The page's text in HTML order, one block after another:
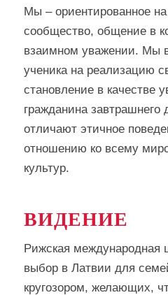
Мы – ориентированное
сообщество, общение в
взаимном уважении. Мы
ученика на реализацию
становление в качестве
гражданина завтрашнего
отличают этичное
отношению ко всему
культур.
ВИДЕНИЕ
Рижская международная
выбор в Латвии для
кругозором, желающих,